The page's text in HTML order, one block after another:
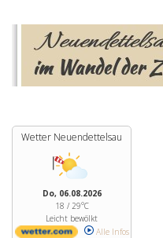
Wetter Neuendettelsau
Do, 06.08.2026
18 / 29°C
Leicht bewölkt
Alle Infos